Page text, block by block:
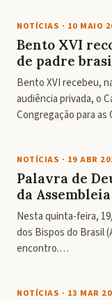
NOTÍCIAS · 10 MAIO
Bento XVI
de padre
Bento XVI recebeu,
audiência privada, o
Congregação para
NOTÍCIAS · 19 ABR
Palavra de
da
Nesta quinta-feira,
dos Bispos do Brasil
encontro.…
NOTÍCIAS · 13 MAR